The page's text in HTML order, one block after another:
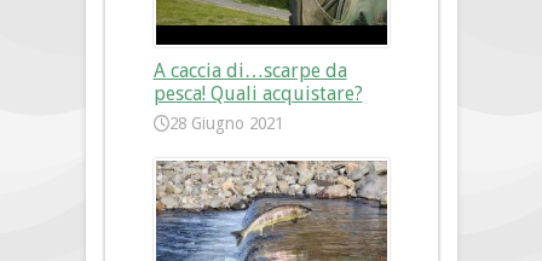
A caccia di…scarpe da
pesca! Quali acquistare?
28 Giugno 2021